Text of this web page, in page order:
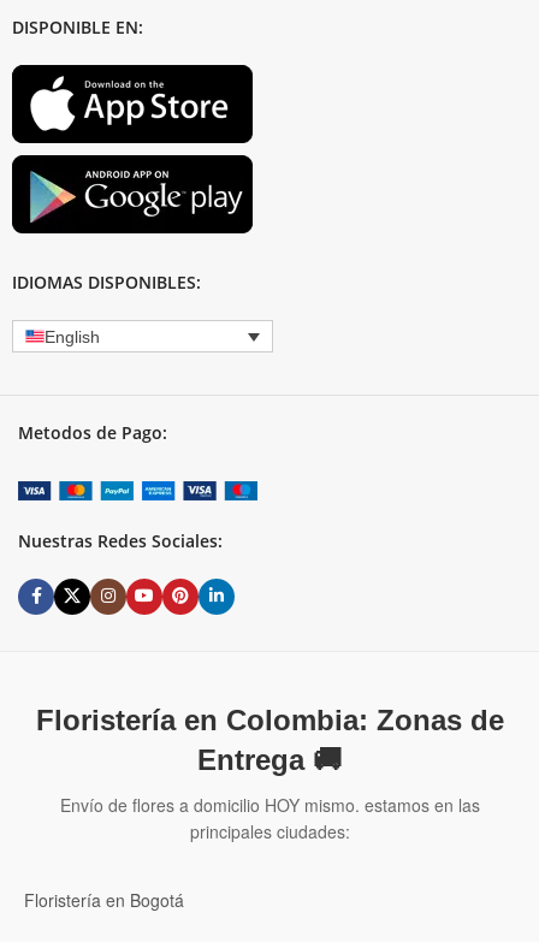
DISPONIBLE EN:
IDIOMAS DISPONIBLES:
English
Metodos de Pago:
Nuestras Redes Sociales:
Floristería en Colombia: Zonas de
Entrega 🚚
Envío de flores a domicilio HOY mismo. estamos en las
principales ciudades:
Floristería en Bogotá